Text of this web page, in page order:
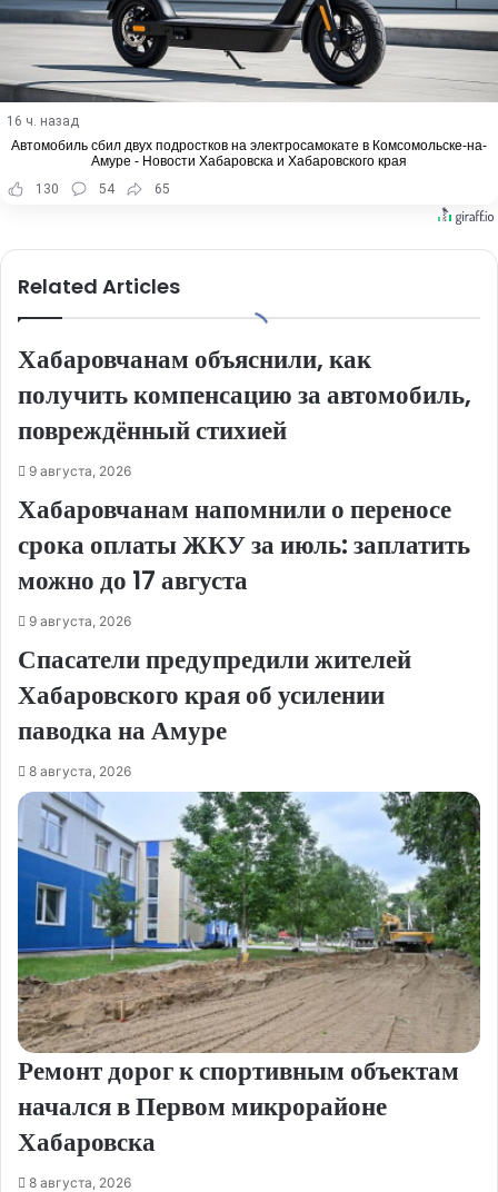
16 ч. назад
Автомобиль сбил двух подростков на электросамокате в Комсомольске-на-
Амуре - Новости Хабаровска и Хабаровского края
130
54 65
Related Articles
Хабаровчанам объяснили, как
получить компенсацию за автомобиль,
повреждённый стихией
9 августа, 2026
Хабаровчанам напомнили о переносе
срока оплаты ЖКУ за июль: заплатить
можно до 17 августа
9 августа, 2026
Спасатели предупредили жителей
Хабаровского края об усилении
паводка на Амуре
8 августа, 2026
Ремонт дорог к спортивным объектам
начался в Первом микрорайоне
Хабаровска
8 августа, 2026